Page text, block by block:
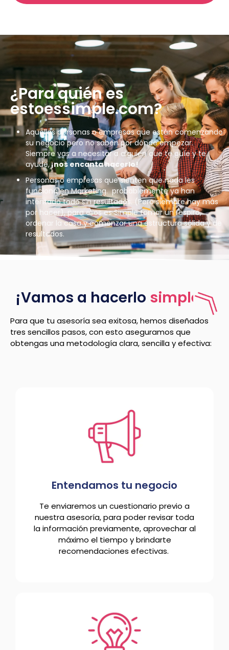
¿Para quién es
estoessimple.com?
Aquellas personas o empresas que están comenzando
su negocio pero no saben por dónde empezar.
Siempre vas a necesitar a alguien que te guíe y te
ayude,¡nos encanta hacerlo!
Personas o empresas que sienten que nada les
funciona en Marketing. probablemente ya han
intentado todo sin resultados. (Pero siempre hay más
por hacer), para ellos es Simple tomar un respiro,
ordenar la casa y comenzar una estructura sólida y de
resultados.
¡Vamos a hacerlo simple!
Para que tu asesoría sea exitosa, hemos diseñados
tres sencillos pasos, con esto aseguramos que
obtengas una metodología clara, sencilla y efectiva:
Entendamos tu negocio
Te enviaremos un cuestionario previo a
nuestra asesoría, para poder revisar toda
la información previamente, aprovechar al
máximo el tiempo y brindarte
recomendaciones efectivas.